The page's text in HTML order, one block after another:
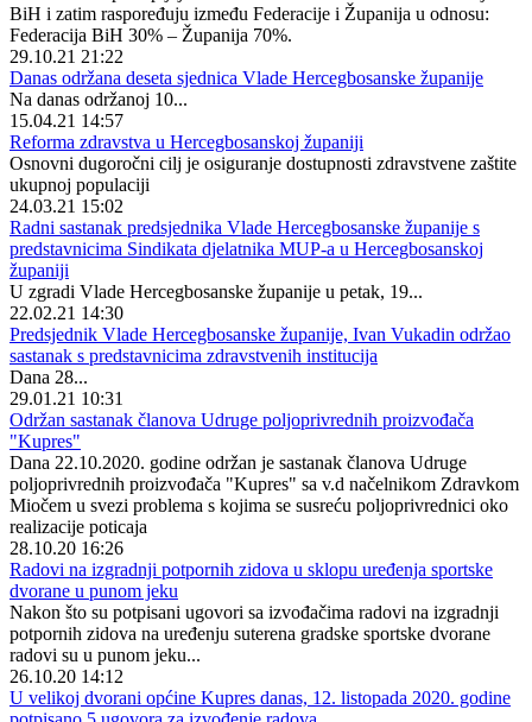
BiH i zatim raspoređuju između Federacije i Županija u odnosu:
Federacija BiH 30% – Županija 70%.
29.10.21 21:22
Danas održana deseta sjednica Vlade Hercegbosanske županije
Na danas održanoj 10...
15.04.21 14:57
Reforma zdravstva u Hercegbosanskoj županiji
Osnovni dugoročni cilj je osiguranje dostupnosti zdravstvene zaštite
ukupnoj populaciji
24.03.21 15:02
Radni sastanak predsjednika Vlade Hercegbosanske županije s
predstavnicima Sindikata djelatnika MUP-a u Hercegbosanskoj
županiji
U zgradi Vlade Hercegbosanske županije u petak, 19...
22.02.21 14:30
Predsjednik Vlade Hercegbosanske županije, Ivan Vukadin održao
sastanak s predstavnicima zdravstvenih institucija
Dana 28...
29.01.21 10:31
Održan sastanak članova Udruge poljoprivrednih proizvođača
"Kupres"
Dana 22.10.2020. godine održan je sastanak članova Udruge
poljoprivrednih proizvođača "Kupres" sa v.d načelnikom Zdravkom
Miočem u svezi problema s kojima se susreću poljoprivrednici oko
realizacije poticaja
28.10.20 16:26
Radovi na izgradnji potpornih zidova u sklopu uređenja sportske
dvorane u punom jeku
Nakon što su potpisani ugovori sa izvođačima radovi na izgradnji
potpornih zidova na uređenju suterena gradske sportske dvorane
radovi su u punom jeku...
26.10.20 14:12
U velikoj dvorani općine Kupres danas, 12. listopada 2020. godine